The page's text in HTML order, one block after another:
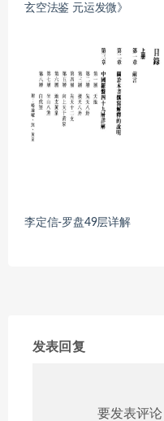
玄空法鉴 元运发微》
李定信-罗盘49层详解
发表回复
要发表评